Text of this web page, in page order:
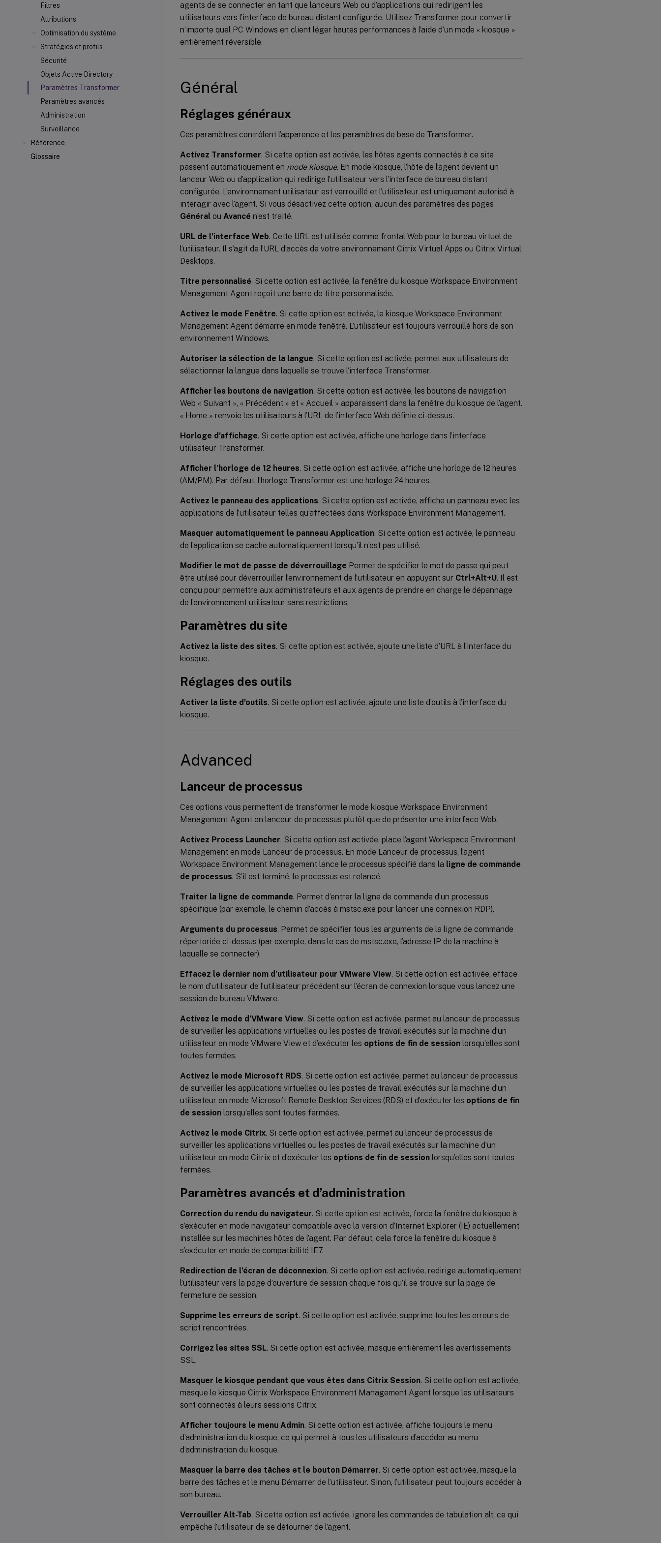
Filtres
Attributions
Optimisation du système
Stratégies et profils
Sécurité
Objets Active Directory
Paramètres Transformer
Paramètres avancés
Administration
Surveillance
Référence
Glossaire
agents de se connecter en tant que lanceurs Web ou d’applications qui redirigent les
utilisateurs vers l’interface de bureau distant configurée. Utilisez Transformer pour convertir
n’importe quel PC Windows en client léger hautes performances à l’aide d’un mode « kiosque »
entièrement réversible.
Général
Réglages généraux
Ces paramètres contrôlent l’apparence et les paramètres de base de Transformer.
Activez Transformer. Si cette option est activée, les hôtes agents connectés à ce site
passent automatiquement en mode kiosque. En mode kiosque, l’hôte de l’agent devient un
lanceur Web ou d’application qui redirige l’utilisateur vers l’interface de bureau distant
configurée. L’environnement utilisateur est verrouillé et l’utilisateur est uniquement autorisé à
interagir avec l’agent. Si vous désactivez cette option, aucun des paramètres des pages
Général ou Avancé n’est traité.
URL de l’interface Web. Cette URL est utilisée comme frontal Web pour le bureau virtuel de
l’utilisateur. Il s’agit de l’URL d’accès de votre environnement Citrix Virtual Apps ou Citrix Virtual
Desktops.
Titre personnalisé. Si cette option est activée, la fenêtre du kiosque Workspace Environment
Management Agent reçoit une barre de titre personnalisée.
Activez le mode Fenêtre. Si cette option est activée, le kiosque Workspace Environment
Management Agent démarre en mode fenêtré. L’utilisateur est toujours verrouillé hors de son
environnement Windows.
Autoriser la sélection de la langue. Si cette option est activée, permet aux utilisateurs de
sélectionner la langue dans laquelle se trouve l’interface Transformer.
Afficher les boutons de navigation. Si cette option est activée, les boutons de navigation
Web « Suivant », « Précédent » et « Accueil » apparaissent dans la fenêtre du kiosque de l’agent.
« Home » renvoie les utilisateurs à l’URL de l’interface Web définie ci-dessus.
Horloge d’affichage. Si cette option est activée, affiche une horloge dans l’interface
utilisateur Transformer.
Afficher l’horloge de 12 heures. Si cette option est activée, affiche une horloge de 12 heures
(AM/PM). Par défaut, l’horloge Transformer est une horloge 24 heures.
Activez le panneau des applications. Si cette option est activée, affiche un panneau avec les
applications de l’utilisateur telles qu’affectées dans Workspace Environment Management.
Masquer automatiquement le panneau Application. Si cette option est activée, le panneau
de l’application se cache automatiquement lorsqu’il n’est pas utilisé.
Modifier le mot de passe de déverrouillage Permet de spécifier le mot de passe qui peut
être utilisé pour déverrouiller l’environnement de l’utilisateur en appuyant sur Ctrl+Alt+U. Il est
conçu pour permettre aux administrateurs et aux agents de prendre en charge le dépannage
de l’environnement utilisateur sans restrictions.
Paramètres du site
Activez la liste des sites. Si cette option est activée, ajoute une liste d’URL à l’interface du
kiosque.
Réglages des outils
Activer la liste d’outils. Si cette option est activée, ajoute une liste d’outils à l’interface du
kiosque.
Advanced
Lanceur de processus
Ces options vous permettent de transformer le mode kiosque Workspace Environment
Management Agent en lanceur de processus plutôt que de présenter une interface Web.
Activez Process Launcher. Si cette option est activée, place l’agent Workspace Environment
Management en mode Lanceur de processus. En mode Lanceur de processus, l’agent
Workspace Environment Management lance le processus spécifié dans la ligne de commande
de processus. S’il est terminé, le processus est relancé.
Traiter la ligne de commande. Permet d’entrer la ligne de commande d’un processus
spécifique (par exemple, le chemin d’accès à mstsc.exe pour lancer une connexion RDP).
Arguments du processus. Permet de spécifier tous les arguments de la ligne de commande
répertoriée ci-dessus (par exemple, dans le cas de mstsc.exe, l’adresse IP de la machine à
laquelle se connecter).
Effacez le dernier nom d’utilisateur pour VMware View. Si cette option est activée, efface
le nom d’utilisateur de l’utilisateur précédent sur l’écran de connexion lorsque vous lancez une
session de bureau VMware.
Activez le mode d’VMware View. Si cette option est activée, permet au lanceur de processus
de surveiller les applications virtuelles ou les postes de travail exécutés sur la machine d’un
utilisateur en mode VMware View et d’exécuter les options de fin de session lorsqu’elles sont
toutes fermées.
Activez le mode Microsoft RDS. Si cette option est activée, permet au lanceur de processus
de surveiller les applications virtuelles ou les postes de travail exécutés sur la machine d’un
utilisateur en mode Microsoft Remote Desktop Services (RDS) et d’exécuter les options de fin
de session lorsqu’elles sont toutes fermées.
Activez le mode Citrix. Si cette option est activée, permet au lanceur de processus de
surveiller les applications virtuelles ou les postes de travail exécutés sur la machine d’un
utilisateur en mode Citrix et d’exécuter les options de fin de session lorsqu’elles sont toutes
fermées.
Paramètres avancés et d’administration
Correction du rendu du navigateur. Si cette option est activée, force la fenêtre du kiosque à
s’exécuter en mode navigateur compatible avec la version d’Internet Explorer (IE) actuellement
installée sur les machines hôtes de l’agent. Par défaut, cela force la fenêtre du kiosque à
s’exécuter en mode de compatibilité IE7.
Redirection de l’écran de déconnexion. Si cette option est activée, redirige automatiquement
l’utilisateur vers la page d’ouverture de session chaque fois qu’il se trouve sur la page de
fermeture de session.
Supprime les erreurs de script. Si cette option est activée, supprime toutes les erreurs de
script rencontrées.
Corrigez les sites SSL. Si cette option est activée, masque entièrement les avertissements
SSL.
Masquer le kiosque pendant que vous êtes dans Citrix Session. Si cette option est activée,
masque le kiosque Citrix Workspace Environment Management Agent lorsque les utilisateurs
sont connectés à leurs sessions Citrix.
Afficher toujours le menu Admin. Si cette option est activée, affiche toujours le menu
d’administration du kiosque, ce qui permet à tous les utilisateurs d’accéder au menu
d’administration du kiosque.
Masquer la barre des tâches et le bouton Démarrer. Si cette option est activée, masque la
barre des tâches et le menu Démarrer de l’utilisateur. Sinon, l’utilisateur peut toujours accéder à
son bureau.
Verrouiller Alt-Tab. Si cette option est activée, ignore les commandes de tabulation alt, ce qui
empêche l’utilisateur de se détourner de l’agent.